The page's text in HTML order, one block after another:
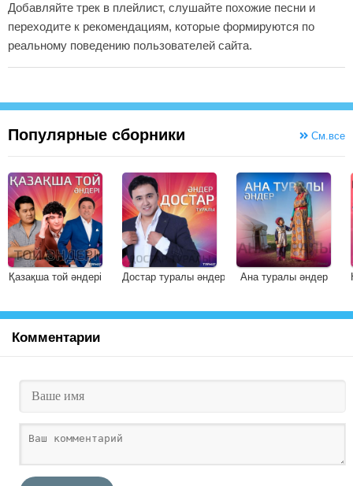
Добавляйте трек в плейлист, слушайте похожие песни и
переходите к рекомендациям, которые формируются по
реальному поведению пользователей сайта.
Популярные сборники См.все
Қазақша той әндері Достар туралы әндер Ана туралы әндер
Комментарии